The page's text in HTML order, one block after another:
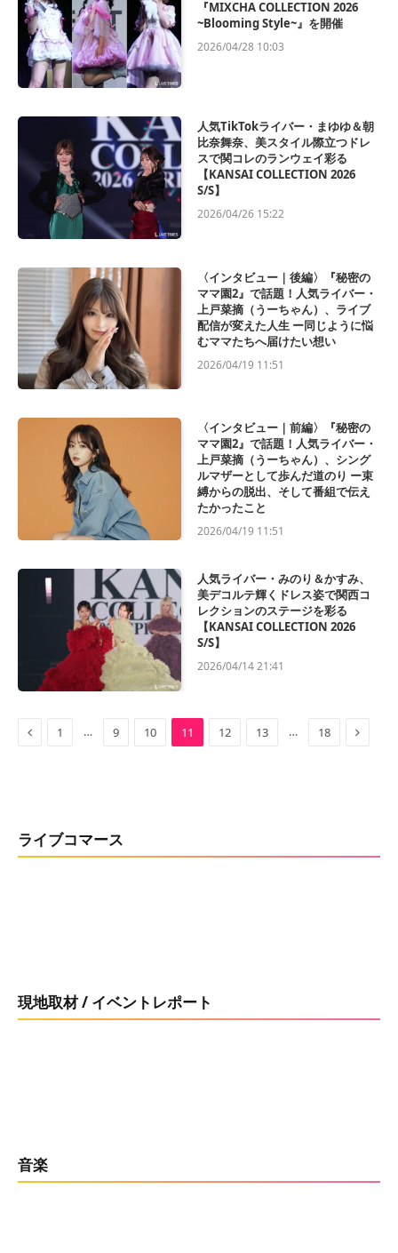
『MIXCHA COLLECTION 2026
~Blooming Style~』を開催
2026/04/28 10:03
人気TikTokライバー・まゆゆ＆朝
比奈舞奈、美スタイル際立つドレ
スで関コレのランウェイ彩る
【KANSAI COLLECTION 2026
S/S】
2026/04/26 15:22
〈インタビュー｜後編〉『秘密の
ママ園2』で話題！人気ライバー・
上戸菜摘（うーちゃん）、ライブ
配信が変えた人生 ー同じように悩
むママたちへ届けたい想い
2026/04/19 11:51
〈インタビュー｜前編〉『秘密の
ママ園2』で話題！人気ライバー・
上戸菜摘（うーちゃん）、シング
ルマザーとして歩んだ道のり ー束
縛からの脱出、そして番組で伝え
たかったこと
2026/04/19 11:51
人気ライバー・みのり＆かすみ、
美デコルテ輝くドレス姿で関西コ
レクションのステージを彩る
【KANSAI COLLECTION 2026
S/S】
2026/04/14 21:41
Previous
1 … 9 10 11 12 13 … 18 Next
ライブコマース
現地取材 / イベントレポート
音楽